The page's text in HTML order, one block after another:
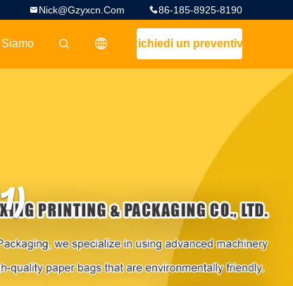
86-185-8925-8190
Nick@gzyxcn.com
Richiedi un preventivo